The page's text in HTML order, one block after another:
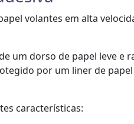
volantes em alta
um dorso de papel leve e
por um liner de
características: